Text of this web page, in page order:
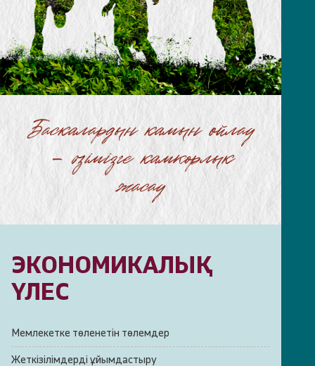
Баскалардын камын ойлау
– озімізге камкорлык
жасау
ЭКОНОМИКАЛЫҚ
ҮЛЕС
Мемлекетке төленетін төлемдер
Жеткізілімдерді ұйымдастыру